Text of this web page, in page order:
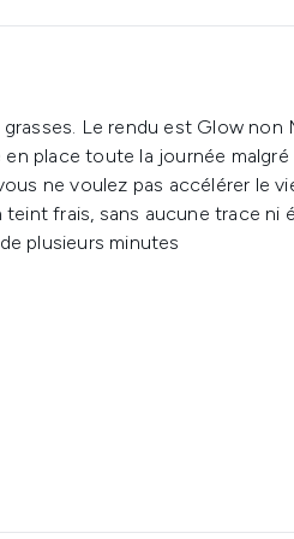
Le rendu est Glow non
place toute la journée malgré
ne voulez pas accélérer le
frais, sans aucune trace ni
plusieurs minutes